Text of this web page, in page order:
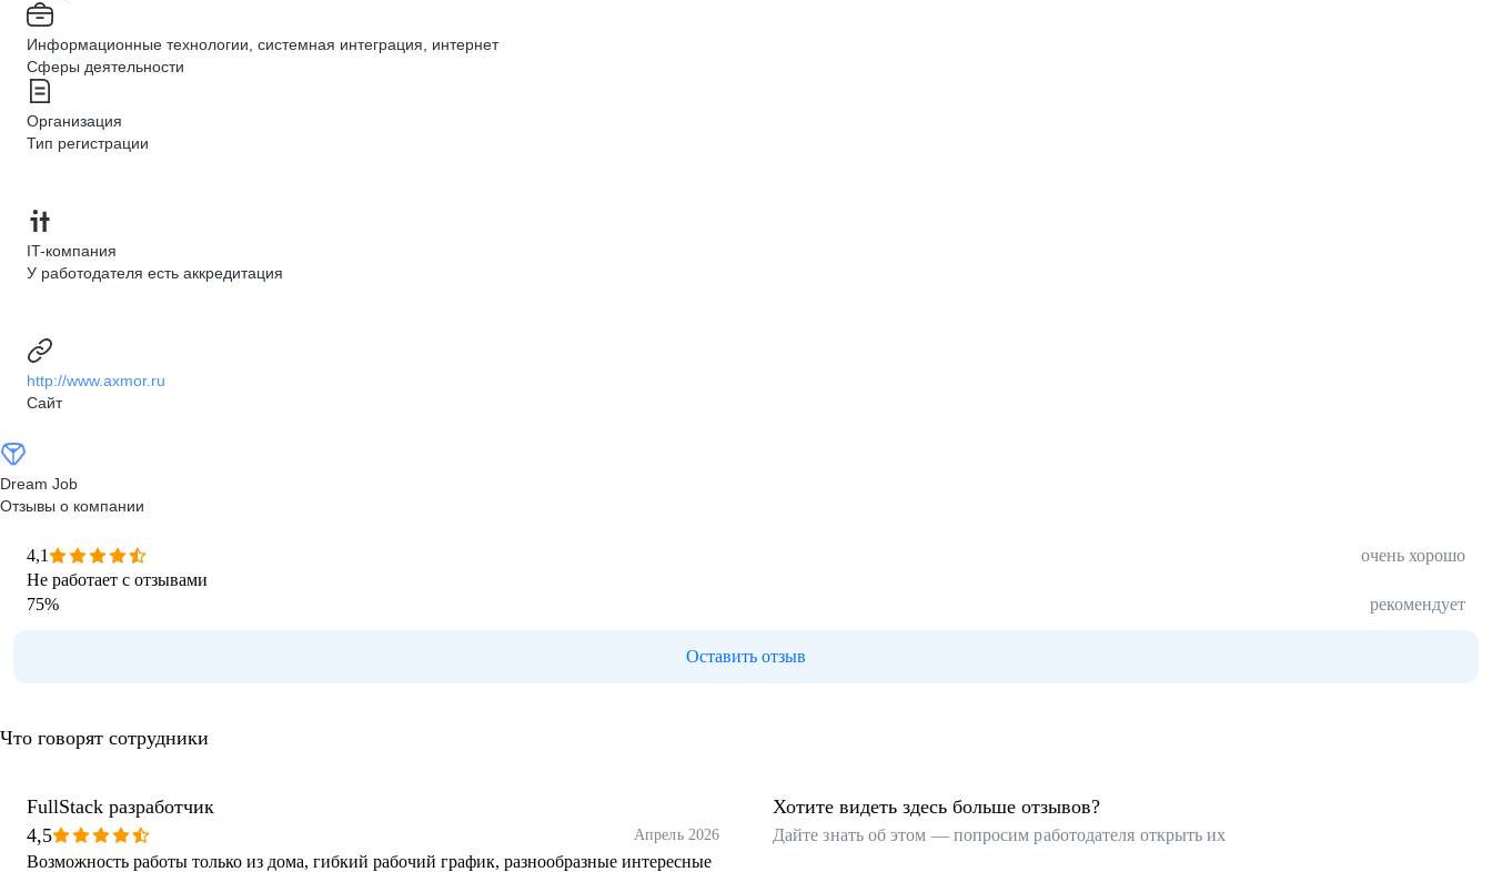
Информационные технологии, системная интеграция, интернет
Сферы деятельности
Организация
Тип регистрации
IT-компания
У работодателя есть аккредитация
http://www.axmor.ru
Сайт
Dream Job
Отзывы о компании
4,1
очень хорошо
Не работает с отзывами
75% рекомендует
Оставить отзыв
Что говорят сотрудники
FullStack разработчик
4,5
Апрель 2026
Возможность работы только из дома, гибкий рабочий график, разнообразные интересные
Хотите видеть здесь больше отзывов?
Дайте знать об этом — попросим работодателя открыть их